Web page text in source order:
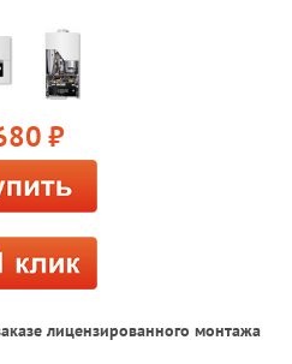
руб.
лицензированного монтажа